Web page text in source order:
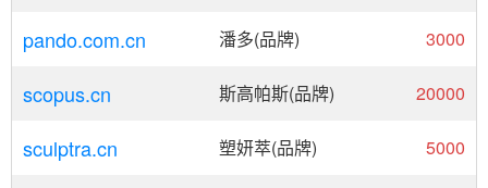
pando.com.cn 潘多(品牌) 3000
scopus.cn 斯高帕斯(品牌) 20000
sculptra.cn 塑妍萃(品牌) 5000